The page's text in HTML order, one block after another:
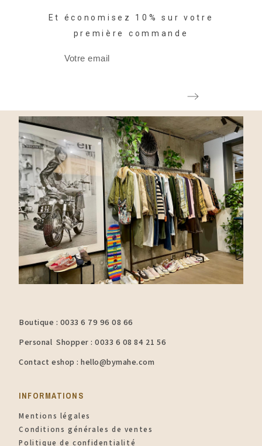
Et économisez 10% sur votre
première commande
Boutique : 0033 6 79 96 08 66
Personal Shopper : 0033 6 08 84 21 56
Contact eshop : hello@bymahe.com
INFORMATIONS​
Mentions légales
Conditions générales de ventes
Politique de confidentialité